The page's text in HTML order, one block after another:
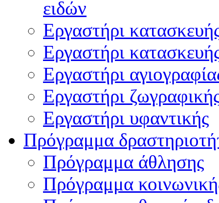
ειδών
Εργαστήρι
Εργαστήρι
Εργαστήρι
Εργαστήρι
Εργαστήρι υφαντικής
Πρόγραμμα
Πρόγραμμα άθλησης
Πρόγραμμα